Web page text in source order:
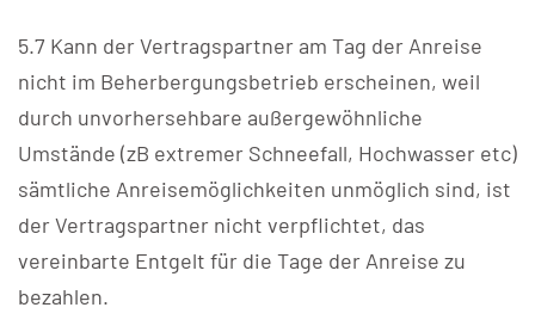
5.7 Kann der Vertragspartner am Tag der Anreise
nicht im Beherbergungsbetrieb erscheinen, weil
durch unvorhersehbare außergewöhnliche
Umstände (zB extremer Schneefall, Hochwasser etc)
sämtliche Anreisemöglichkeiten unmöglich sind, ist
der Vertragspartner nicht verpflichtet, das
vereinbarte Entgelt für die Tage der Anreise zu
bezahlen.